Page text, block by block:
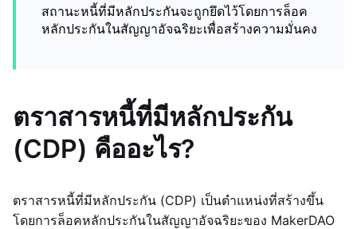
สถานะหนี้ที่มีหลักประกันจะถูกยึดไว้โดยการล็อค
หลักประกันในสัญญาอัจฉริยะเพื่อสร้างความมั่นคง
ตราสารหนี้ที่มีหลักประกัน
(CDP) คืออะไร?
ตราสารหนี้ที่มีหลักประกัน (CDP) เป็นตำแหน่งที่สร้างขึ้น
โดยการล็อคหลักประกันในสัญญาอัจฉริยะของ MakerDAO